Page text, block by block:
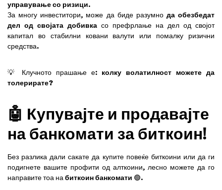
управување со ризици.
За многу инвеститори, може да биде разумно да обезбедат
дел од својата добивка со префрлање на дел од својот
капитал во стабилни ковани валути или помалку ризични
средства.
💡 Клучното прашање е: колку волатилност можете да
толерирате?
🤖 Купувајте и продавајте
на банкомати за биткоин!
Без разлика дали сакате да купите повеќе биткоини или да ги
подигнете вашите профити од алткоини, лесно можете да го
направите тоа на биткоин банкомати 🟢.